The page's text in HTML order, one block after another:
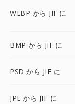
WEBP から JIF に
BMP から JIF に
PSD から JIF に
JPE から JIF に